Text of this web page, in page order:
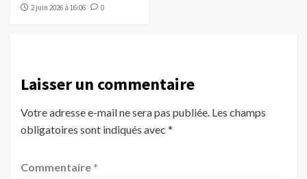
2 juin 2026 à 16:06
0
Laisser un commentaire
Votre adresse e-mail ne sera pas publiée. Les champs
obligatoires sont indiqués avec *
Commentaire *